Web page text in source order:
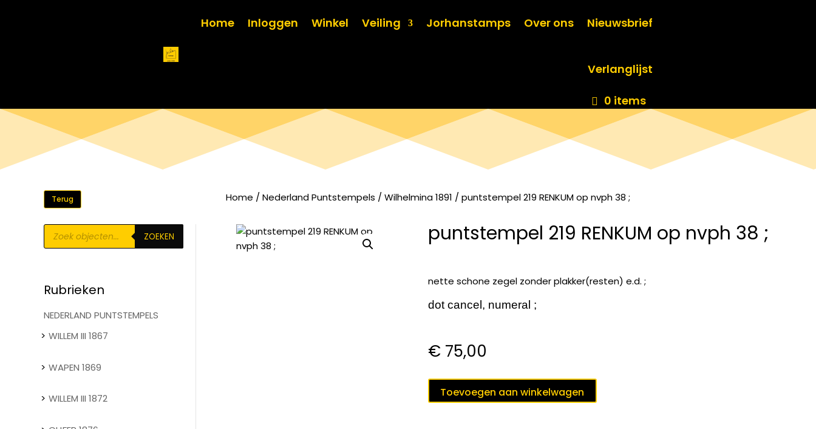
Home Inloggen Winkel Veiling Jorhanstamps Over ons Nieuwsbrief
Verlanglijst
0 items
Terug Home / Nederland Puntstempels / Wilhelmina 1891 / puntstempel 219 RENKUM op nvph 38 ;
Producten
zoeken ZOEKEN
Rubrieken
NEDERLAND PUNTSTEMPELS
WILLEM III 1867
WAPEN 1869
WILLEM III 1872
puntstempel 219 RENKUM op nvph 38 ;
nette schone zegel zonder plakker(resten) e.d. ;
dot cancel, numeral ;
€ 75,00
puntstempel
219
Toevoegen aan winkelwagen